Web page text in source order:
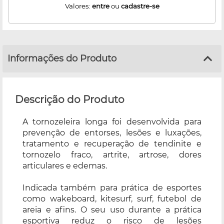
Valores: entreou cadastre-se
Informações do Produto
Descrição do Produto
A tornozeleira longa foi desenvolvida para
prevenção de entorses, lesões e luxações,
tratamento e recuperação de tendinite e
tornozelo fraco, artrite, artrose, dores
articulares e edemas.
Indicada também para prática de esportes
como wakeboard, kitesurf, surf, futebol de
areia e afins. O seu uso durante a prática
esportiva reduz o risco de lesões